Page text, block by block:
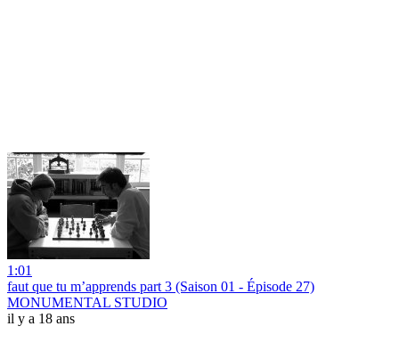
1:01
faut que tu m’apprends part 3 (Saison 01 - Épisode 27)
MONUMENTAL STUDIO
il y a 18 ans